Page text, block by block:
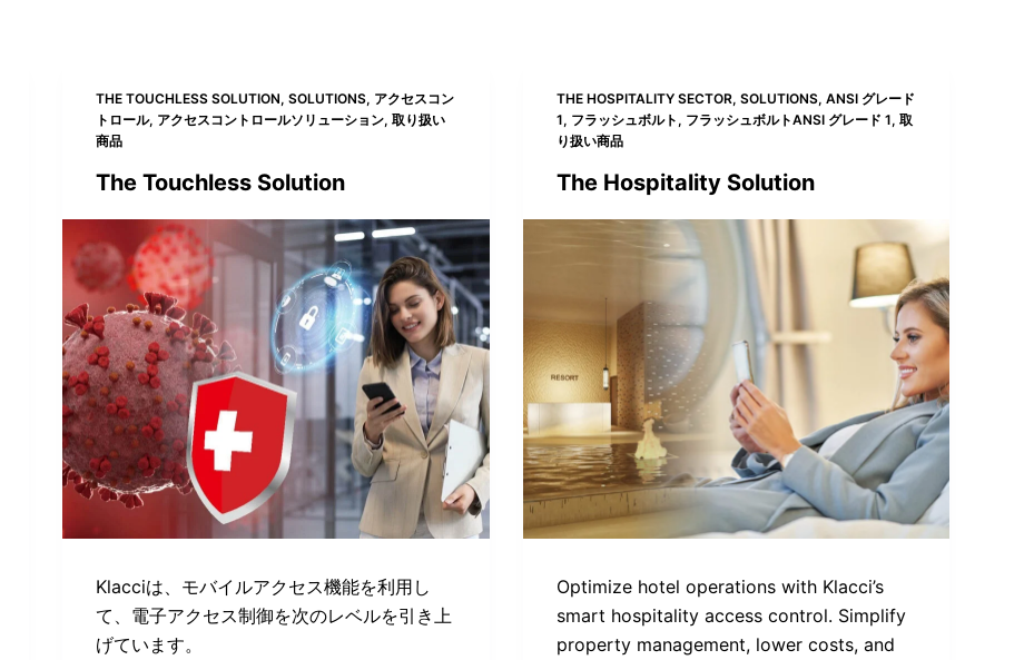
THE TOUCHLESS SOLUTION,SOLUTIONS, アクセスコン
トロール, アクセスコントロールソリューション,取り扱い
商品
The Touchless Solution
Klacciは、モバイルアクセス機能を利用し
て、電子アクセス制御を次のレベルを引き上
げています。
THE HOSPITALITY SECTOR, SOLUTIONS, ANSI グレード
1, フラッシュボルト , フラッシュボルトANSI グレード 1, 取
り扱い商品
The Hospitality Solution
Optimize hotel operations with Klacci’s
smart hospitality access control. Simplify
property management, lower costs, and